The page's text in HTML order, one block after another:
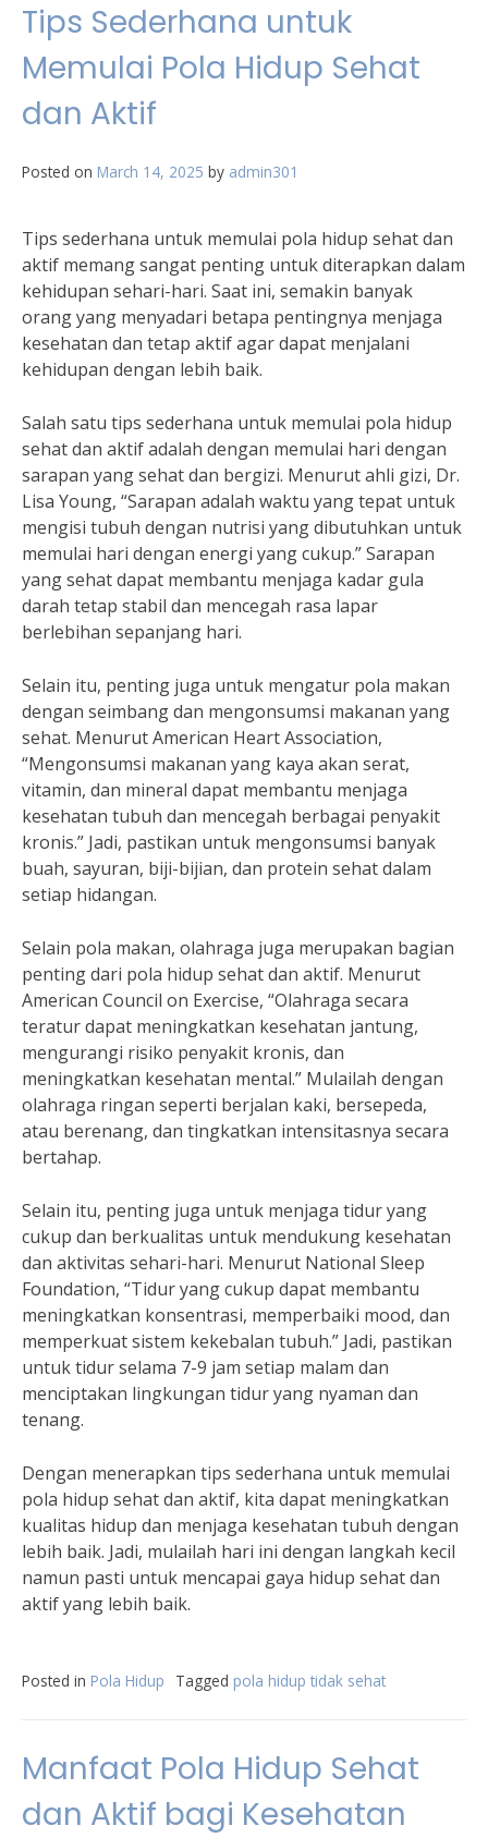
Tips Sederhana untuk
Memulai Pola Hidup Sehat
dan Aktif
Posted on March 14, 2025 by admin301
Tips sederhana untuk memulai pola hidup sehat dan
aktif memang sangat penting untuk diterapkan dalam
kehidupan sehari-hari. Saat ini, semakin banyak
orang yang menyadari betapa pentingnya menjaga
kesehatan dan tetap aktif agar dapat menjalani
kehidupan dengan lebih baik.
Salah satu tips sederhana untuk memulai pola hidup
sehat dan aktif adalah dengan memulai hari dengan
sarapan yang sehat dan bergizi. Menurut ahli gizi, Dr.
Lisa Young, “Sarapan adalah waktu yang tepat untuk
mengisi tubuh dengan nutrisi yang dibutuhkan untuk
memulai hari dengan energi yang cukup.” Sarapan
yang sehat dapat membantu menjaga kadar gula
darah tetap stabil dan mencegah rasa lapar
berlebihan sepanjang hari.
Selain itu, penting juga untuk mengatur pola makan
dengan seimbang dan mengonsumsi makanan yang
sehat. Menurut American Heart Association,
“Mengonsumsi makanan yang kaya akan serat,
vitamin, dan mineral dapat membantu menjaga
kesehatan tubuh dan mencegah berbagai penyakit
kronis.” Jadi, pastikan untuk mengonsumsi banyak
buah, sayuran, biji-bijian, dan protein sehat dalam
setiap hidangan.
Selain pola makan, olahraga juga merupakan bagian
penting dari pola hidup sehat dan aktif. Menurut
American Council on Exercise, “Olahraga secara
teratur dapat meningkatkan kesehatan jantung,
mengurangi risiko penyakit kronis, dan
meningkatkan kesehatan mental.” Mulailah dengan
olahraga ringan seperti berjalan kaki, bersepeda,
atau berenang, dan tingkatkan intensitasnya secara
bertahap.
Selain itu, penting juga untuk menjaga tidur yang
cukup dan berkualitas untuk mendukung kesehatan
dan aktivitas sehari-hari. Menurut National Sleep
Foundation, “Tidur yang cukup dapat membantu
meningkatkan konsentrasi, memperbaiki mood, dan
memperkuat sistem kekebalan tubuh.” Jadi, pastikan
untuk tidur selama 7-9 jam setiap malam dan
menciptakan lingkungan tidur yang nyaman dan
tenang.
Dengan menerapkan tips sederhana untuk memulai
pola hidup sehat dan aktif, kita dapat meningkatkan
kualitas hidup dan menjaga kesehatan tubuh dengan
lebih baik. Jadi, mulailah hari ini dengan langkah kecil
namun pasti untuk mencapai gaya hidup sehat dan
aktif yang lebih baik.
Posted in Pola Hidup Tagged pola hidup tidak sehat
Manfaat Pola Hidup Sehat
dan Aktif bagi Kesehatan